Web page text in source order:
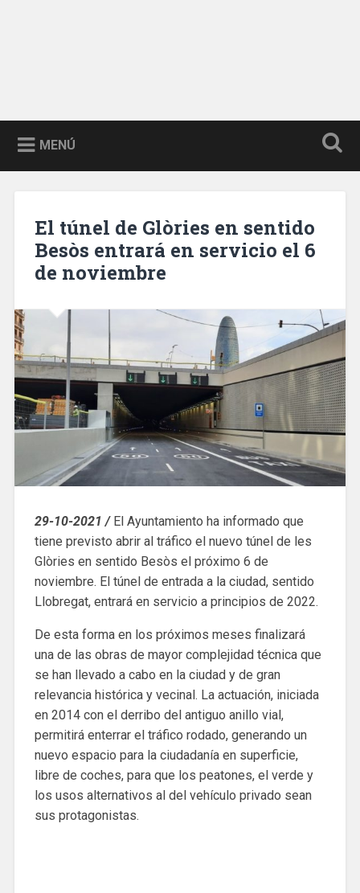
MENÚ
El túnel de Glòries en sentido
Besòs entrará en servicio el 6
de noviembre
29-10-2021 /El Ayuntamiento ha informado que
tiene previsto abrir al tráfico el nuevo túnel de les
Glòries en sentido Besòs el próximo 6 de
noviembre. El túnel de entrada a la ciudad, sentido
Llobregat, entrará en servicio a principios de 2022.
De esta forma en los próximos meses finalizará
una de las obras de mayor complejidad técnica que
se han llevado a cabo en la ciudad y de gran
relevancia histórica y vecinal. La actuación, iniciada
en 2014 con el derribo del antiguo anillo vial,
permitirá enterrar el tráfico rodado, generando un
nuevo espacio para la ciudadanía en superficie,
libre de coches, para que los peatones, el verde y
los usos alternativos al del vehículo privado sean
sus protagonistas.